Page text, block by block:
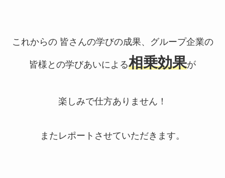
これからの 皆さんの学びの成果、グループ企業の
皆様との学びあいによる相乗効果が
楽しみで仕方ありません！
またレポートさせていただきます。